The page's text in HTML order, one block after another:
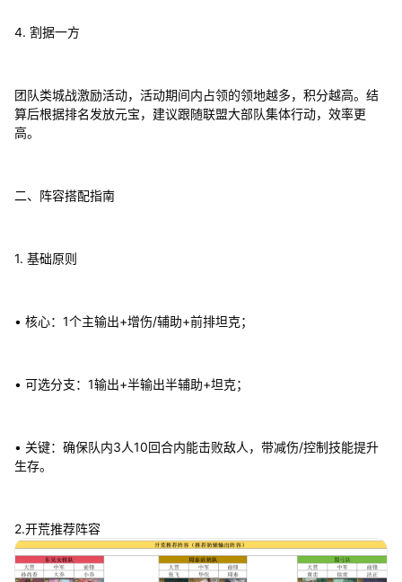
4. 割据一方
团队类城战激励活动，活动期间内占领的领地越多，积分越高。结
算后根据排名发放元宝，建议跟随联盟大部队集体行动，效率更
高。
二、阵容搭配指南
1. 基础原则
• 核心：1个主输出+增伤/辅助+前排坦克；
• 可选分支：1输出+半输出半辅助+坦克；
• 关键：确保队内3人10回合内能击败敌人，带减伤/控制技能提升
生存。
2.开荒推荐阵容